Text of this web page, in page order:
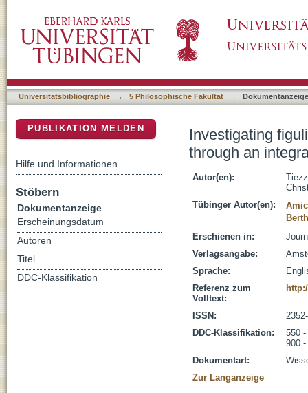
archaeometric approach
Universitätsbibliographie → 5 Philosophische Fakultät → Dokumentanzeige
Investigating
through an
Autor(en):
Tübinger Autor(en):
Erschienen in:
Verlagsangabe:
Sprache:
Referenz zum
Volltext:
ISSN:
DDC-Klassifikation:
550
900
Dokumentart:
Zur Langanzeige
PUBLIKATION MELDEN
Hilfe und Informationen
Stöbern
Dokumentanzeige
Erscheinungsdatum
Autoren
Titel
DDC-Klassifikation